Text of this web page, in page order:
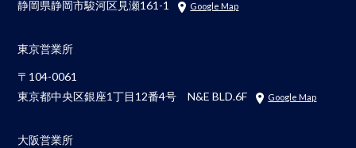
静岡県静岡市駿河区見瀬161-1
Google Map
東京営業所
〒104-0061
東京都中央区銀座1丁目12番4号 N&E BLD.6F
Google Map
大阪営業所